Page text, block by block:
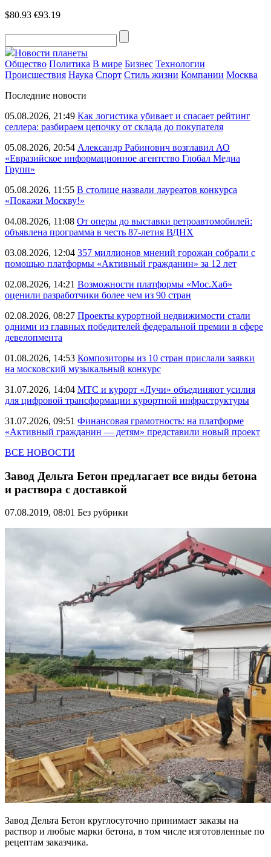
$80.93 €93.19
Новости планеты
Общество Политика В мире Бизнес Технологии
Происшествия Наука Спорт Стиль жизни Компании Москва
Последние новости
05.08.2026, 21:49 Как логистика убивает и спасает рейтинг
селлера: разбираем цепочку от склада до покупателя
05.08.2026, 20:54 Александр Рабинович возглавил АО
«Евразийское информационное агентство Глобал Медиа
Групп»
05.08.2026, 11:55 В столице назвали лауреатов конкурса
«Покажи Москву!»
04.08.2026, 11:08 От оперы до выставки ретроавтомобилей:
объявлена программа в честь 87-летия ВДНХ
03.08.2026, 12:04 357 миллионов мнений горожан собрали с
помощью платформы «Активный гражданин» за 12 лет
02.08.2026, 14:21 Возможности платформы «Мос.Хаб»
оценили разработчики более чем из 90 стран
02.08.2026, 08:27 Проекты курортной недвижимости стали
одними из главных победителей федеральной премии в сфере
девелопмента
01.08.2026, 14:53 Композиторы из 10 стран прислали заявки
на московский музыкальный конкурс
31.07.2026, 14:04 МТС и курорт «Лучи» объединяют усилия
для цифровой трансформации курортной инфраструктуры
31.07.2026, 09:51 Финансовая грамотность: на платформе
«Активный гражданин — детям» представили новый проект
ВСЕ НОВОСТИ
Завод Дельта Бетон предлагает все виды бетона
и раствора с доставкой
07.08.2019, 08:01 Без рубрики
Завод Дельта Бетон круглосуточно принимает заказы на
раствор и любые марки бетона, в том числе изготовленные по
рецептам заказчика.